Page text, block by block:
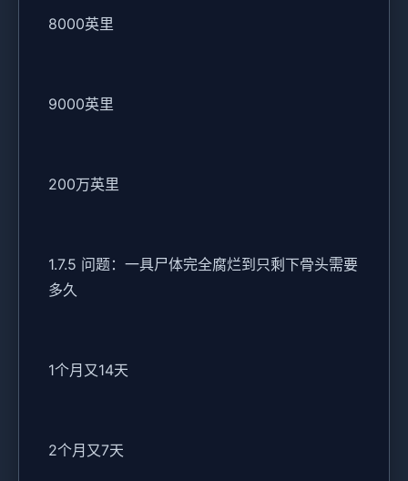
8000英里
9000英里
200万英里
1.7.5 问题：一具尸体完全腐烂到只剩下骨头需要
多久
1个月又14天
2个月又7天